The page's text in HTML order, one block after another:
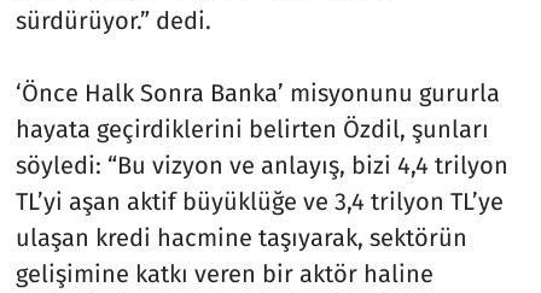
sürdürüyor.” dedi.
‘Önce Halk Sonra Banka’ misyonunu gururla
hayata geçirdiklerini belirten Özdil, şunları
söyledi: “Bu vizyon ve anlayış, bizi 4,4 trilyon
TL’yi aşan aktif büyüklüğe ve 3,4 trilyon TL’ye
ulaşan kredi hacmine taşıyarak, sektörün
gelişimine katkı veren bir aktör haline